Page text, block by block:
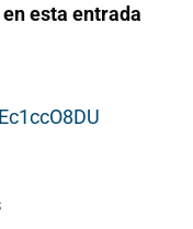
en esta entrada